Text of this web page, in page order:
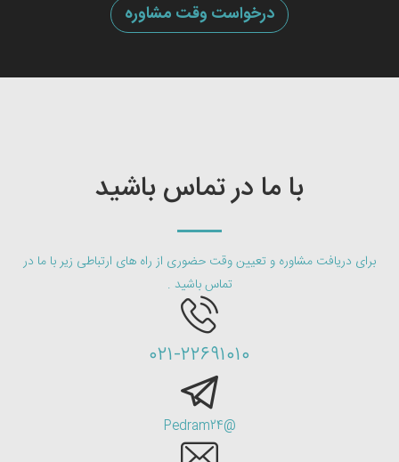
درخواست وقت مشاوره
با ما در تماس باشید
برای دریافت مشاوره و تعیین وقت حضوری از راه های ارتباطی زیر با ما در
تماس باشید .
۰۲۱-۲۲۶۹۱۰۱۰
@Pedram24